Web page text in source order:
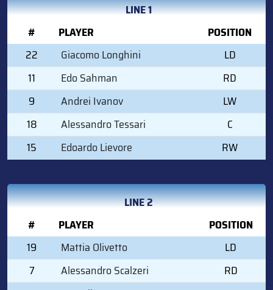
LINE 1
#
PLAYER
POSITION
22
Giacomo Longhini
LD
11
Edo Sahman
RD
9
Andrei Ivanov
LW
18
Alessandro Tessari
C
15
Edoardo Lievore RW
LINE 2
#
PLAYER
POSITION
19
Mattia Olivetto
LD
7
Alessandro Scalzeri
RD